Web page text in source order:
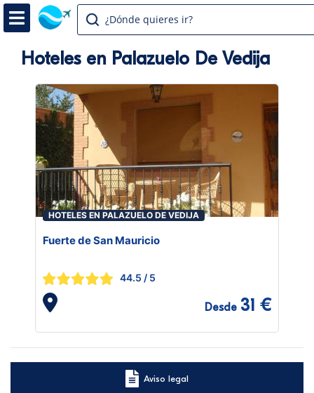
¿Dónde quieres ir?
Hoteles en Palazuelo De Vedija
HOTELES EN PALAZUELO DE VEDIJA
Fuerte de San Mauricio
44.5 / 5
Desde 31 €
Aviso legal